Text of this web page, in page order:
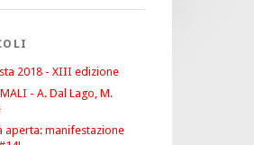
2018 - XIII edizione
- A. Dal Lago, M.
aperta: manifestazione